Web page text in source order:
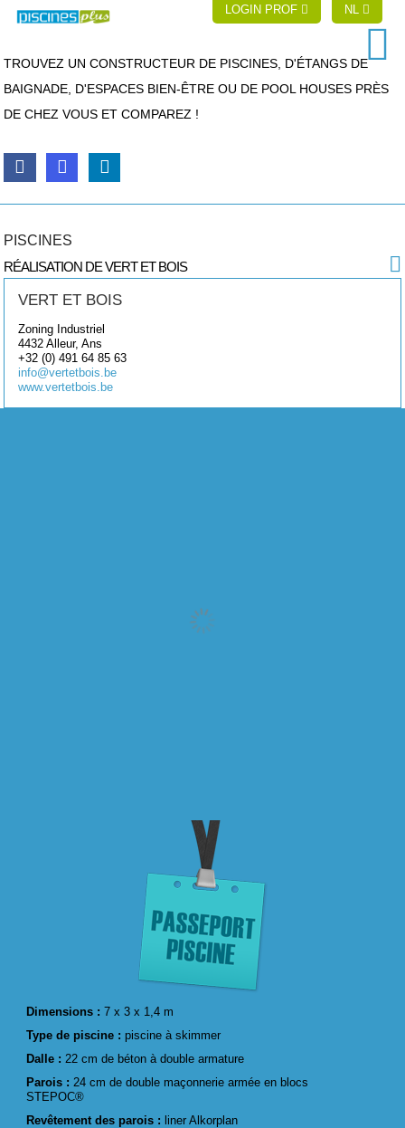
LOGIN PROF NL
TROUVEZ UN CONSTRUCTEUR DE PISCINES, D'ÉTANGS DE
BAIGNADE, D'ESPACES BIEN-ÊTRE OU DE POOL HOUSES PRÈS
DE CHEZ VOUS ET COMPAREZ !
PISCINES
RÉALISATION DE VERT ET BOIS
VERT ET BOIS
Zoning Industriel
4432 Alleur, Ans
+32 (0) 491 64 85 63
info@vertetbois.be
www.vertetbois.be
Dimensions : 7 x 3 x 1,4 m
Type de piscine : piscine à skimmer
Dalle : 22 cm de béton à double armature
Parois : 24 cm de double maçonnerie armée en blocs
STEPOC®
Revêtement des parois : liner Alkorplan